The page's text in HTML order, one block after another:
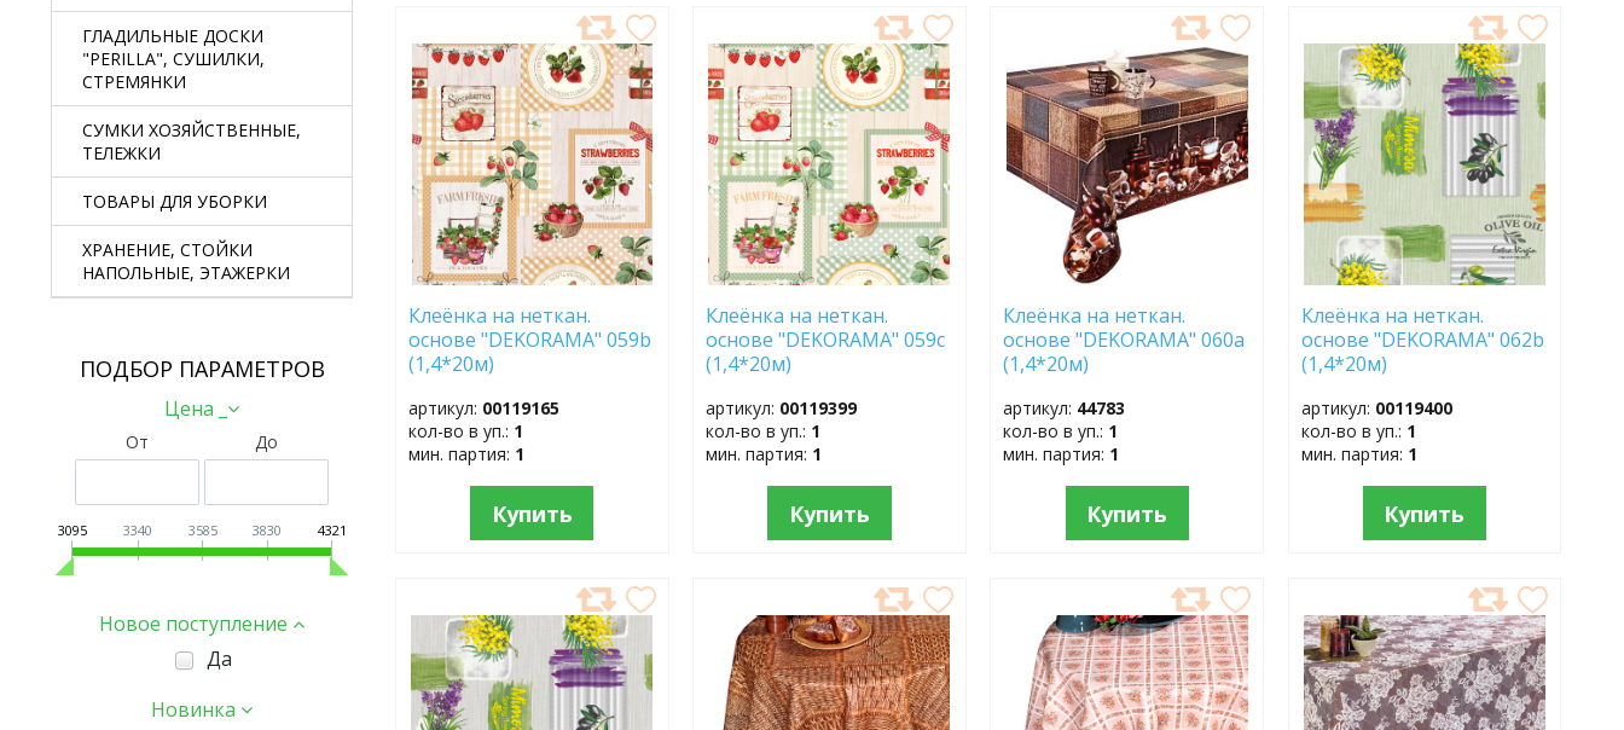
ГЛАДИЛЬНЫЕ ДОСКИ
"PERILLA", СУШИЛКИ,
СТРЕМЯНКИ
СУМКИ ХОЗЯЙСТВЕННЫЕ,
ТЕЛЕЖКИ
ТОВАРЫ ДЛЯ УБОРКИ
ХРАНЕНИЕ, СТОЙКИ
НАПОЛЬНЫЕ, ЭТАЖЕРКИ
ПОДБОР ПАРАМЕТРОВ
Цена _
От До
3095 3340 3585 3830 4321
Новое поступление
Да
Новинка
ДОБАВИТЬ
В
ИЗБРАННОЕ
Клеёнка на неткан.
основе "DEKORAMA" 059b
(1,4*20м)
артикул: 00119165
кол-во в уп.: 1
мин. партия: 1
Купить
ДОБАВИТЬ
В
ИЗБРАННОЕ
Клеёнка на неткан.
основе "DEKORAMA" 059c
(1,4*20м)
артикул: 00119399
кол-во в уп.: 1
мин. партия: 1
Купить
В
ИЗБРАННОЕ
Клеёнка на неткан.
основе "DEKORAMA" 060a
(1,4*20м)
артикул: 44783
кол-во в уп.: 1
мин. партия: 1
Купить
ДОБАВИТЬ
В
ИЗБРАННОЕ
Клеёнка на неткан.
основе "DEKORAMA" 062b
(1,4*20м)
артикул: 00119400
кол-во в уп.: 1
мин. партия: 1
Купить
ДОБАВИТЬ
В
ИЗБРАННОЕ
ДОБАВИТЬ
В
ИЗБРАННОЕ
ДОБАВИТЬ
В
ИЗБРАННОЕ
ДОБАВИТЬ
В
ИЗБРАННОЕ